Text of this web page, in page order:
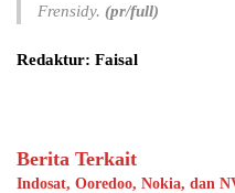
Frensidy. (pr/full)
Redaktur: Faisal
Berita Terkait
Indosat, Ooredoo, Nokia, dan